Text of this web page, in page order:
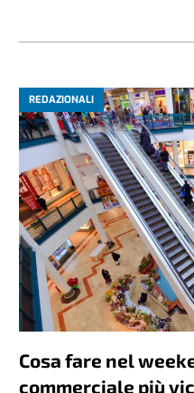
REDAZIONALI
Cosa fare nel
commerciale più